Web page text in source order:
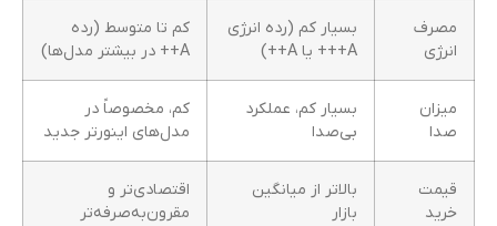
مصرف
انرژی
بسیار کم (رده انرژی
A+++ یا A++)
کم تا متوسط (رده
A++ در بیشتر مدل‌ها)
میزان
صدا
بسیار کم، عملکرد
بی‌صدا
کم، مخصوصاً در
مدل‌های اینورتر جدید
قیمت
خرید
بالاتر از میانگین
بازار
اقتصادی‌تر و
مقرون‌به‌صرفه‌تر